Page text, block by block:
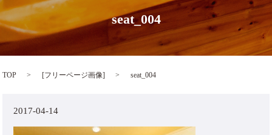
seat_004
TOP [フリーページ画像] seat_004
2017-04-14